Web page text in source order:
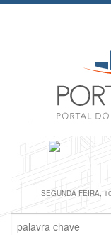
SEGUNDA FEIRA,